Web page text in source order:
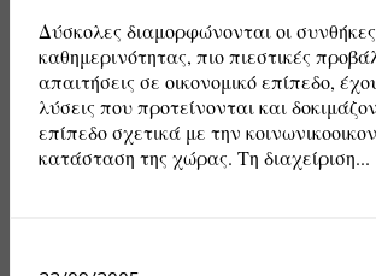
Δύσκολες διαμορφώνονται οι
καθημερινότητας, πιο πιεστικές
απαιτήσεις σε οικονομικό επίπεδο,
λύσεις που προτείνονται και
επίπεδο σχετικά με την
κατάσταση της χώρας. Τη διαχείριση...